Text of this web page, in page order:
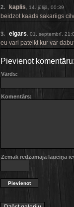
2. kaplis , 14. jūlijā, 00:39
beidzot kaads sakariigs
3. elgars , 01. septembrī,
eu vari pateikt kur var
Pievienot komentāru:
Vārds:
Komentārs:
Zemāk redzamajā lauciņā